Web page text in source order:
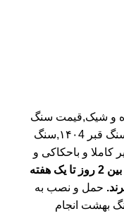
و شیک,قیمت سنگ
قبر دیجی کالا,قیمت سنگ قبر,قیمت سنگ قبر ۱۴۰4,سنگ
کاملا و باحکاکی و
سفارشات بین 2 روز تا یک هفته
حمل و نصب به
بهشت انجام